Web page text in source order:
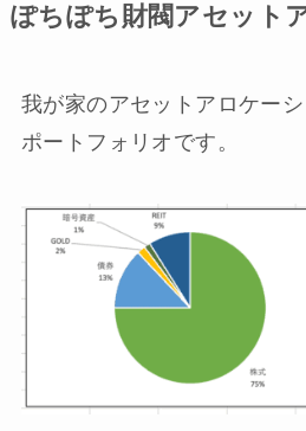
ぽちぽち財閥アセット
我が家のアセットアロケーシ
ポートフォリオです。